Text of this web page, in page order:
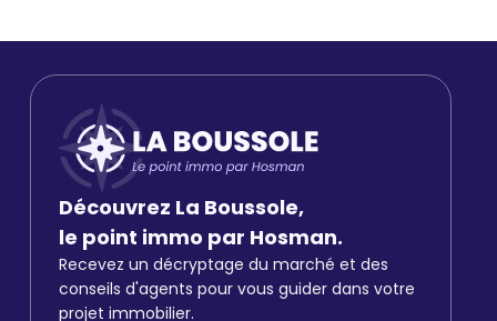
Découvrez La Boussole,
le point immo par Hosman.
Recevez un décryptage du marché et des
conseils d'agents pour vous guider dans votre
projet immobilier.